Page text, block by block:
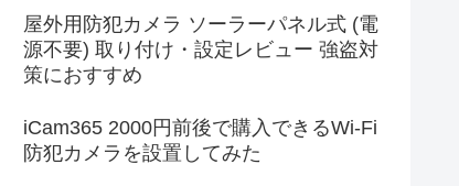
屋外用防犯カメラ ソーラーパネル式 (電
源不要) 取り付け・設定レビュー 強盗対
策におすすめ
iCam365 2000円前後で購入できるWi-Fi
防犯カメラを設置してみた